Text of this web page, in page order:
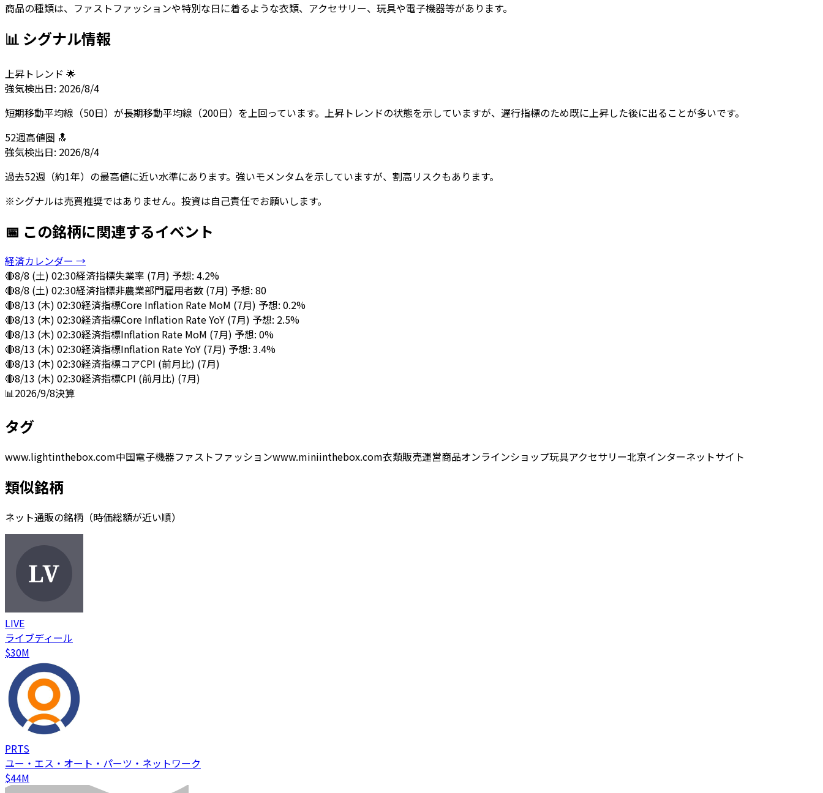
商品の種類は、ファストファッションや特別な日に着るような衣類、アクセサリー、玩具や電子機器等があります。
📊 シグナル情報
上昇トレンド 🌟
強気検出日: 2026/8/4
短期移動平均線（50日）が長期移動平均線（200日）を上回っています。上昇トレンドの状態を示していますが、遅行指標のため既に上昇した後に出ることが多いです。
52週高値圏 🔝
強気検出日: 2026/8/4
過去52週（約1年）の最高値に近い水準にあります。強いモメンタムを示していますが、割高リスクもあります。
※シグナルは売買推奨ではありません。投資は自己責任でお願いします。
📅 この銘柄に関連するイベント
経済カレンダー →
🔴8/8 (土) 02:30経済指標失業率 (7月) 予想: 4.2%
🔴8/8 (土) 02:30経済指標非農業部門雇用者数 (7月) 予想: 80
🔴8/13 (木) 02:30経済指標Core Inflation Rate MoM (7月) 予想: 0.2%
🔴8/13 (木) 02:30経済指標Core Inflation Rate YoY (7月) 予想: 2.5%
🔴8/13 (木) 02:30経済指標Inflation Rate MoM (7月) 予想: 0%
🔴8/13 (木) 02:30経済指標Inflation Rate YoY (7月) 予想: 3.4%
🔴8/13 (木) 02:30経済指標コアCPI (前月比) (7月)
🔴8/13 (木) 02:30経済指標CPI (前月比) (7月)
📊2026/9/8決算
タグ
www.lightinthebox.com中国電子機器ファストファッションwww.miniinthebox.com衣類販売運営商品オンラインショップ玩具アクセサリー北京インターネットサイト
類似銘柄
ネット通販の銘柄（時価総額が近い順）
LIVE
ライブディール
$30M
PRTS
ユー・エス・オート・パーツ・ネットワーク
$44M